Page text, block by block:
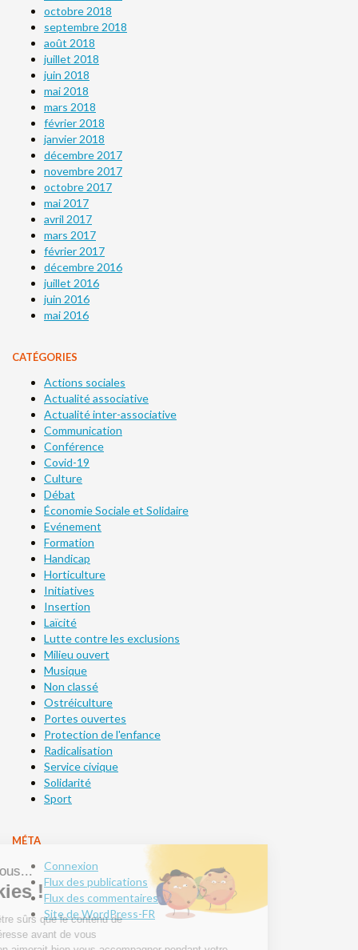
octobre 2018
septembre 2018
août 2018
juillet 2018
juin 2018
mai 2018
mars 2018
février 2018
janvier 2018
décembre 2017
novembre 2017
octobre 2017
mai 2017
avril 2017
mars 2017
février 2017
décembre 2016
juillet 2016
juin 2016
mai 2016
CATÉGORIES
Actions sociales
Actualité associative
Actualité inter-associative
Communication
Conférence
Covid-19
Culture
Débat
Économie Sociale et Solidaire
Evénement
Formation
Handicap
Horticulture
Initiatives
Insertion
Laïcité
Lutte contre les exclusions
Milieu ouvert
Musique
Non classé
Ostréiculture
Portes ouvertes
Protection de l'enfance
Radicalisation
Service civique
Solidarité
Sport
MÉTA
Connexion
Flux des publications
Flux des commentaires
Site de WordPress-FR